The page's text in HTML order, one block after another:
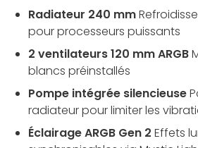
Radiateur 240 mm
pour processeurs puissants
2 ventilateurs 120 mm ARGB
blancs préinstallés
Pompe intégrée silencieuse
radiateur pour limiter les
Éclairage ARGB Gen 2 Effets